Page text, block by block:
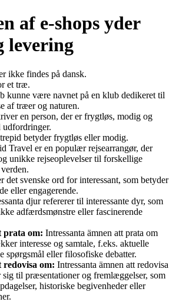
af e-shops yder
levering
ikke findes på dansk.
et træ.
kunne være navnet på en klub dedikeret til
af træer og naturen.
en person, der er frygtløs, modig og
udfordringer.
betyder frygtløs eller modig.
Travel er en populær rejsearrangør, der
unikke rejseoplevelser til forskellige
det svenske ord for interessant, som betyder
eller engagerende.
djur refererer til interessante dyr, som
adfærdsmønstre eller fascinerende
prata om: Intressanta ämnen att prata om
interesse og samtale, f.eks. aktuelle
spørgsmål eller filosofiske debatter.
redovisa om: Intressanta ämnen att redovisa
sig til præsentationer og fremlæggelser, som
historiske begivenheder eller